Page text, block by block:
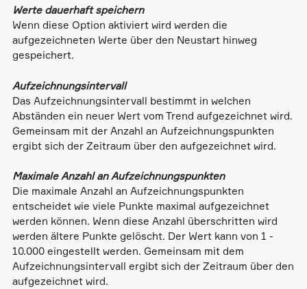
Werte dauerhaft speichern
Wenn diese Option aktiviert wird werden die
aufgezeichneten Werte über den Neustart hinweg
gespeichert.
Aufzeichnungsintervall
Das Aufzeichnungsintervall bestimmt in welchen
Abständen ein neuer Wert vom Trend aufgezeichnet wird.
Gemeinsam mit der Anzahl an Aufzeichnungspunkten
ergibt sich der Zeitraum über den aufgezeichnet wird.
Maximale Anzahl an Aufzeichnungspunkten
Die maximale Anzahl an Aufzeichnungspunkten
entscheidet wie viele Punkte maximal aufgezeichnet
werden können. Wenn diese Anzahl überschritten wird
werden ältere Punkte gelöscht. Der Wert kann von 1 -
10.000 eingestellt werden. Gemeinsam mit dem
Aufzeichnungsintervall ergibt sich der Zeitraum über den
aufgezeichnet wird.